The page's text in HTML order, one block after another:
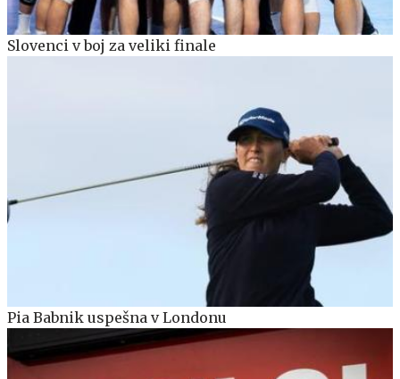
Slovenci v boj za veliki finale
Pia Babnik uspešna v Londonu